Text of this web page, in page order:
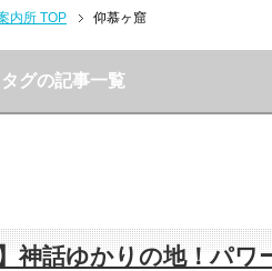
内所 TOP 仰慕ヶ窟
タグの記事一覧
神話ゆかりの地！パワ